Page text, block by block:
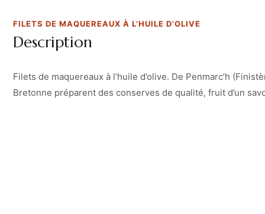
FILETS DE MAQUEREAUX À L’HUILE D’OLIVE
Description
Filets de maquereaux à l’huile d’olive. De Penmarc’h
Bretonne préparent des conserves de qualité, fruit d’un